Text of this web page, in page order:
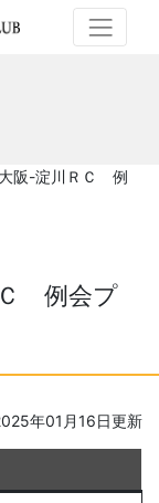
阪-淀川ＲＣ 例
Ｃ 例会プ
年01月16日更新